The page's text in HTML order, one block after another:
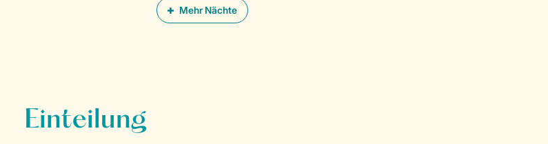
Mehr Nächte
Einteilung